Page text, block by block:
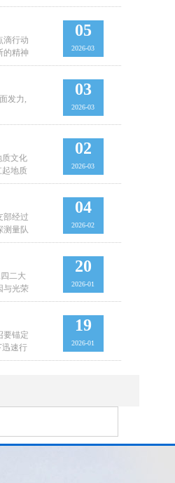
05
2026-03
滴行动
的精神
03
2026-03
发力,
02
2026-03
质文化
起地质
04
2026-02
部经过
测量队
20
2026-01
二大
与光荣
19
2026-01
要锚定
迅速行